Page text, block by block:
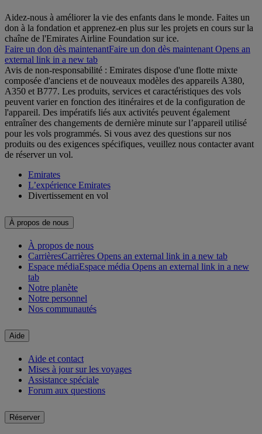
Aidez-nous à améliorer la vie des enfants dans le monde. Faites un
don à la fondation et apprenez-en plus sur les projets en cours sur la
chaîne de l'Emirates Airline Foundation sur ice.
Faire un don dès maintenantFaire un don dès maintenant Opens an
external link in a new tab
Avis de non-responsabilité : Emirates dispose d'une flotte mixte
composée d'anciens et de nouveaux modèles des appareils A380,
A350 et B777. Les produits, services et caractéristiques des vols
peuvent varier en fonction des itinéraires et de la configuration de
l'appareil. Des impératifs liés aux activités peuvent également
entraîner des changements de dernière minute sur l’appareil utilisé
pour les vols programmés. Si vous avez des questions sur nos
produits ou des exigences spécifiques, veuillez nous contacter avant
de réserver un vol.
Emirates
L’expérience Emirates
Divertissement en vol
À propos de nous
À propos de nous
CarrièresCarrières Opens an external link in a new tab
Espace médiaEspace média Opens an external link in a new
tab
Notre planète
Notre personnel
Nos communautés
Aide
Aide et contact
Mises à jour sur les voyages
Assistance spéciale
Forum aux questions
Réserver